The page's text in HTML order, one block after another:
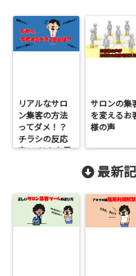
リアルなサロ
ン集客の方法
ってダメ！？
チラシの反応
率0.3％を上昇
サロンの集
を変えるお
様の声
最新